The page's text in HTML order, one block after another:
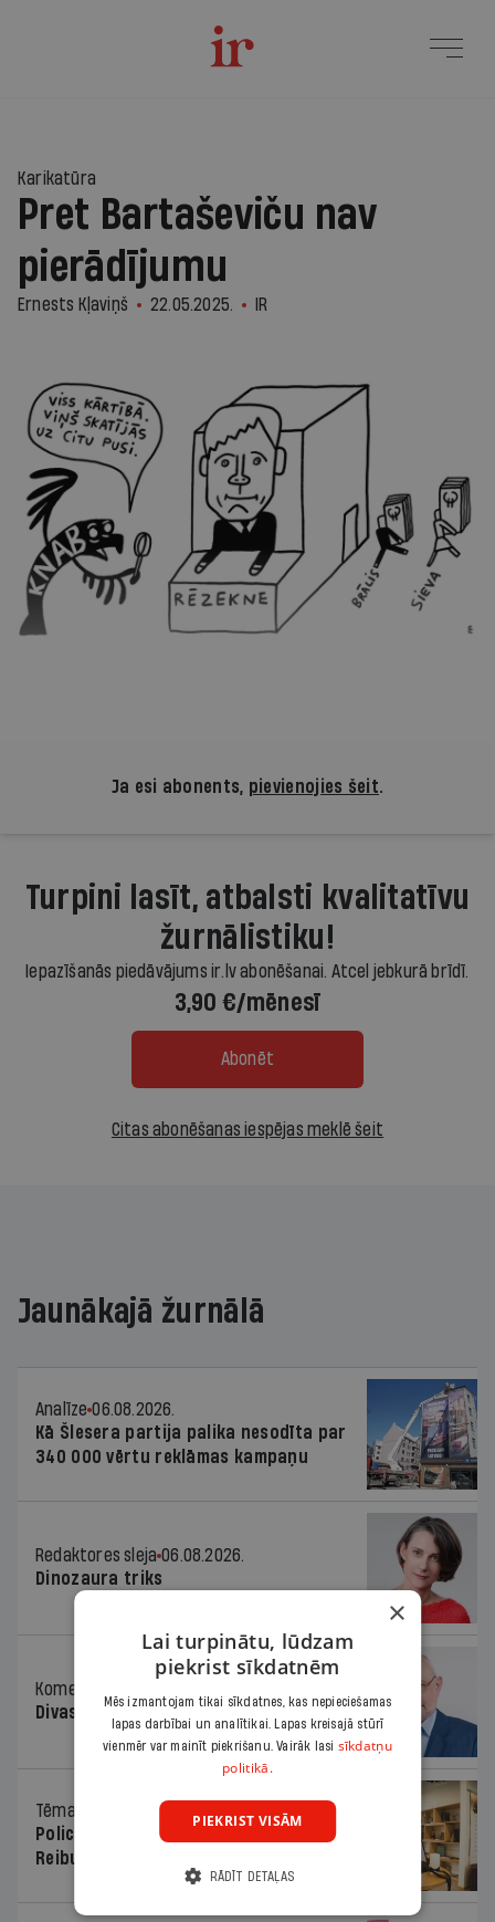
Karikatūra
Pret Bartaševiču nav
pierādījumu
Ernests Kļaviņš 22.05.2025. IR
Ja esi abonents, pievienojies šeit.
Turpini lasīt, atbalsti kvalitatīvu
žurnālistiku!
Iepazīšanās piedāvājums ir.lv abonēšanai. Atcel jebkurā brīdī.
3,90 €/mēnesī
Abonēt
Citas abonēšanas iespējas meklē šeit
Jaunākajā žurnālā
Analīze 06.08.2026.
Kā Šlesera partija palika nesodīta par
340 000 vērtu reklāmas kampaņu
Redaktores sleja 06.08.2026.
Dinozaura triks
Komentārs
Divas koalīcijas
Tēma
06.08.2026.
Policists cietumā, skolotājs – kapos.
Reibuma cena Priekulē
×
Lai turpinātu, lūdzam
piekrist sīkdatnēm
Mēs izmantojam tikai sīkdatnes, kas nepieciešamas
lapas darbībai un analītikai. Lapas kreisajā stūrī
vienmēr var mainīt piekrišanu. Vairāk lasi sīkdatņu
politikā.
PIEKRIST VISĀM
RĀDĪT DETAĻAS